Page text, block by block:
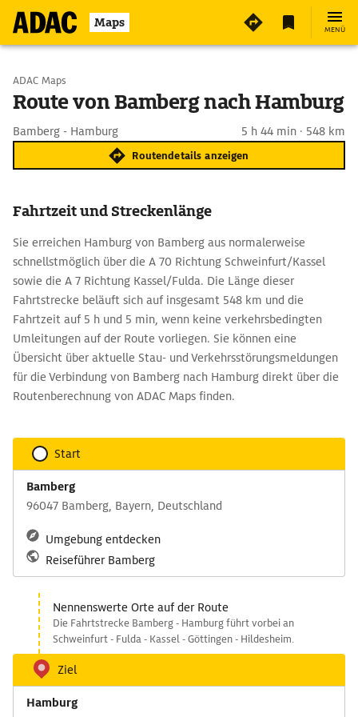
Maps MENÜ
Start wählen
ADAC Maps
Route von Bamberg nach Hamburg
Bamberg - Hamburg 5 h 44 min · 548 km
Routendetails anzeigen
Fahrtzeit und Streckenlänge
Sie erreichen Hamburg von Bamberg aus normalerweise
schnellstmöglich über die A 70 Richtung Schweinfurt/Kassel
sowie die A 7 Richtung Kassel/Fulda. Die Länge dieser
Fahrtstrecke beläuft sich auf insgesamt 548 km und die
Fahrtzeit auf 5 h und 5 min, wenn keine verkehrsbedingten
Umleitungen auf der Route vorliegen. Sie können eine
Übersicht über aktuelle Stau- und Verkehrsstörungsmeldungen
für die Verbindung von Bamberg nach Hamburg direkt über die
Routenberechnung von ADAC Maps finden.
Start
Bamberg
96047 Bamberg, Bayern, Deutschland
Umgebung entdecken
Reiseführer Bamberg
Nennenswerte Orte auf der Route
Die Fahrtstrecke Bamberg - Hamburg führt vorbei an
Schweinfurt - Fulda - Kassel - Göttingen - Hildesheim.
Ziel
Hamburg